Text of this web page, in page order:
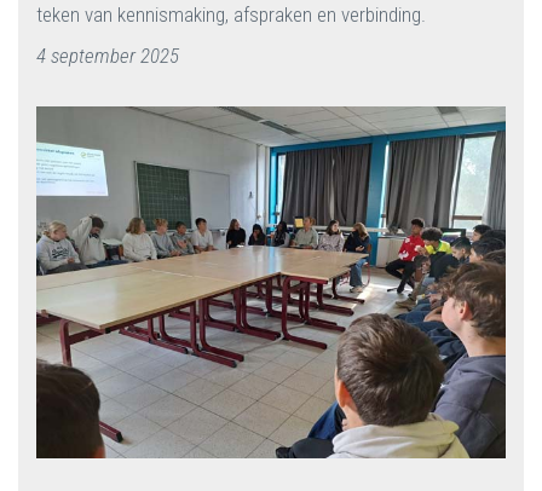
teken van kennismaking, afspraken en verbinding.
4 september 2025